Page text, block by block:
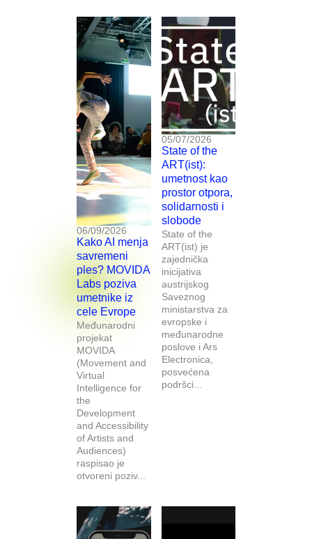
06/09/2026
Kako AI menja
savremeni
ples? MOVIDA
Labs poziva
umetnike iz
cele Evrope
Međunarodni
projekat
MOVIDA
(Movement and
Virtual
Intelligence for
the
Development
and Accessibility
of Artists and
Audiences)
raspisao je
otvoreni poziv...
05/07/2026
State of the
ART(ist):
umetnost kao
prostor otpora,
solidarnosti i
slobode
State of the
ART(ist) je
zajednička
inicijativa
austrijskog
Saveznog
ministarstva za
evropske i
međunarodne
poslove i Ars
Electronica,
posvećena
podršci...